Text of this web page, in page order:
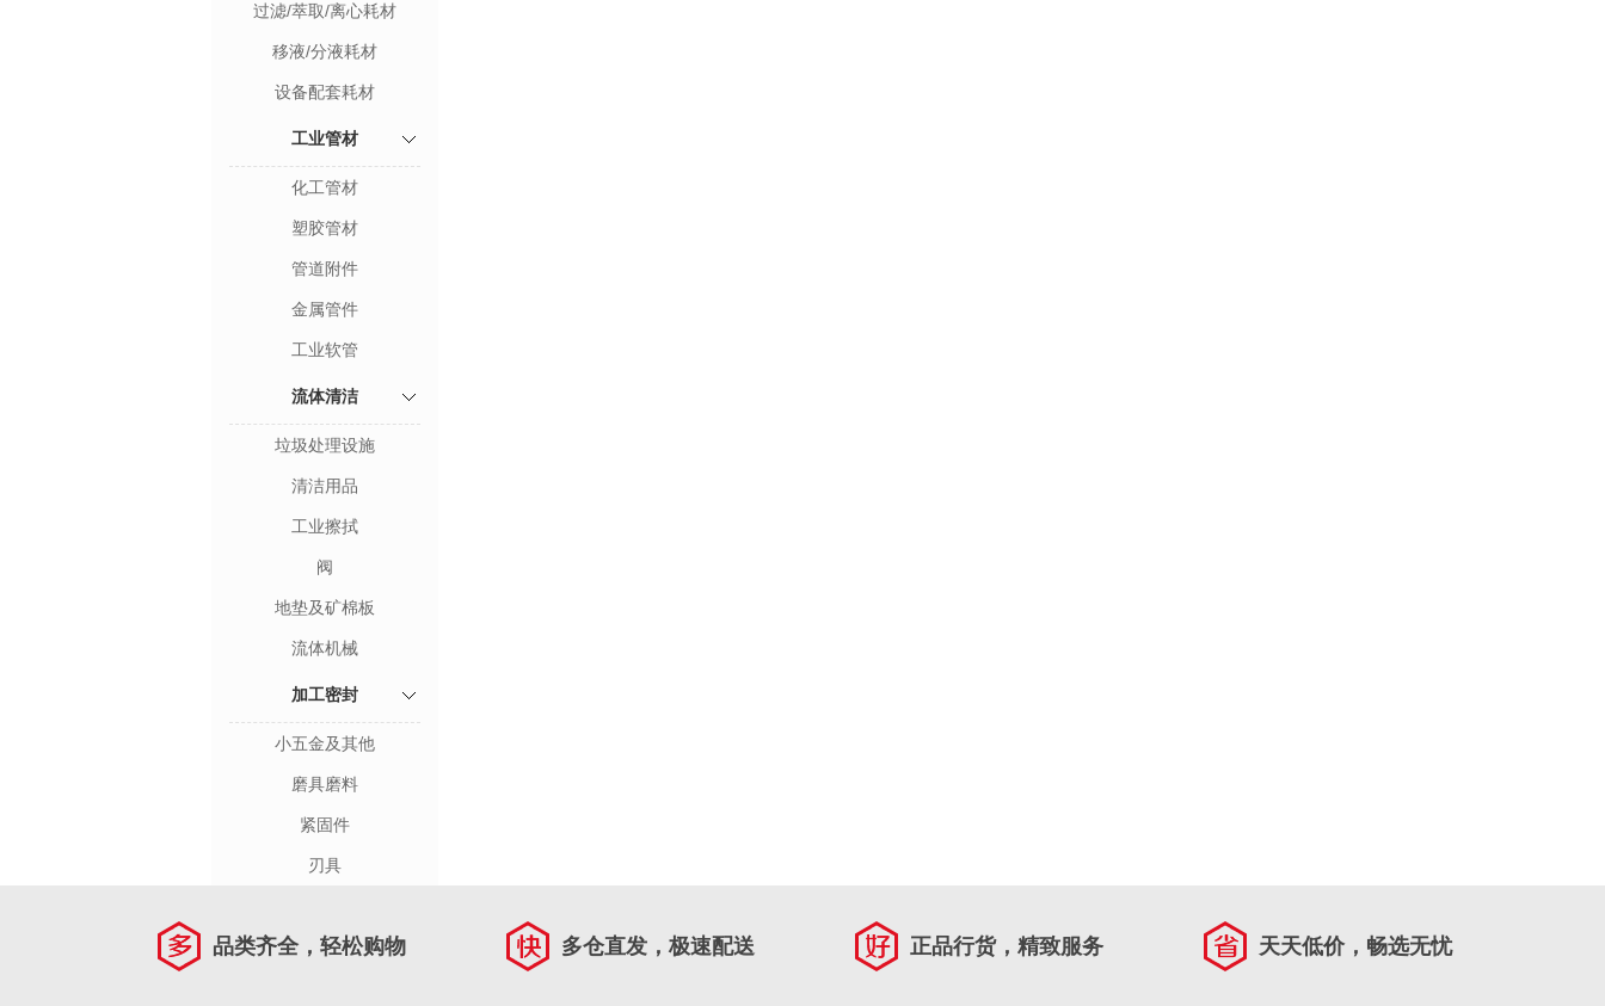
过滤/萃取/离心耗材
移液/分液耗材
设备配套耗材
工业管材
化工管材
塑胶管材
管道附件
金属管件
工业软管
流体清洁
垃圾处理设施
清洁用品
工业擦拭
阀
地垫及矿棉板
流体机械
加工密封
小五金及其他
磨具磨料
紧固件
刃具
品类齐全，轻松购物 多仓直发，极速配送 正品行货，精致服务 天天低价，畅选无忧